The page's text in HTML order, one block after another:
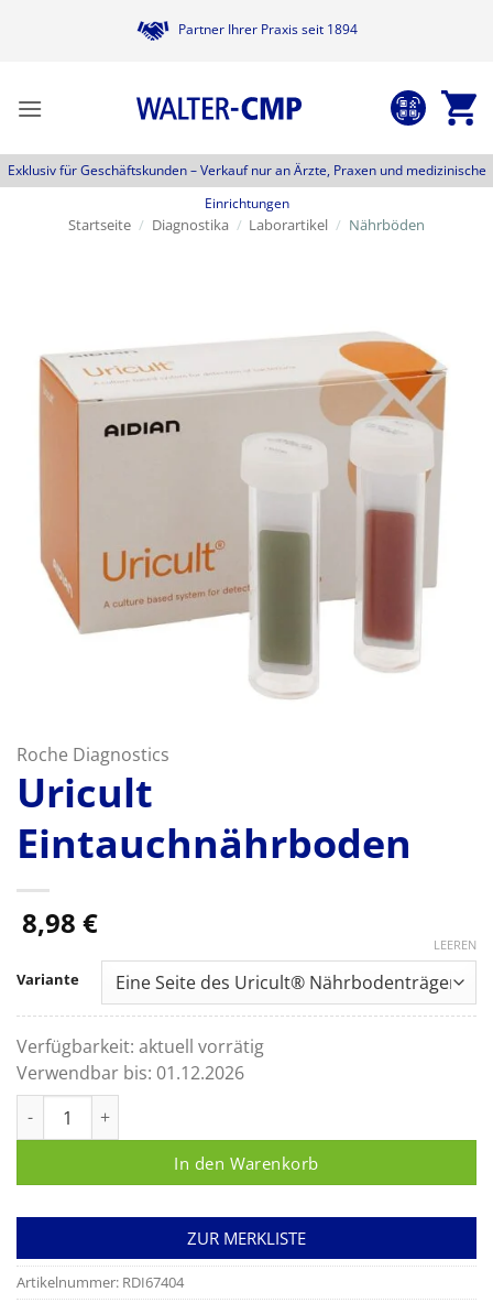
Partner Ihrer Praxis seit 1894
Exklusiv für Geschäftskunden –Verkauf nur an Ärzte, Praxen und medizinische
Einrichtungen
Startseite / Diagnostika / Laborartikel / Nährböden
Roche Diagnostics
Uricult
Eintauchnährboden
8,98 €
Variante
LEEREN
Verfügbarkeit: aktuell vorrätig
Verwendbar bis: 01.12.2026
In den Warenkorb
ZUR MERKLISTE
Artikelnummer: RDI67404